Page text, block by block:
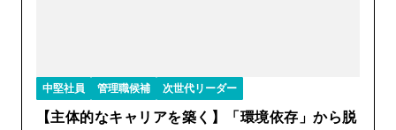
中堅社員 管理職候補 次世代リーダー
【主体的なキャリアを築く】「環境依存」から脱